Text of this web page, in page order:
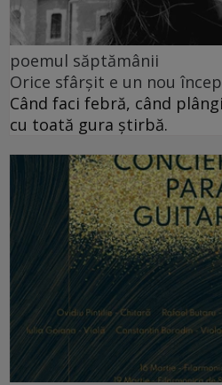
poemul săptămânii
Orice sfârșit e un nou
Când faci febră, când
cu toată gura știrbă.